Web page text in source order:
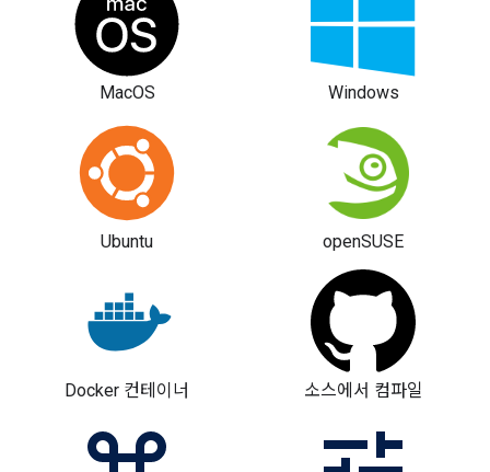
MacOS Windows
Ubuntu openSUSE
Docker 컨테이너 소스에서 컴파일